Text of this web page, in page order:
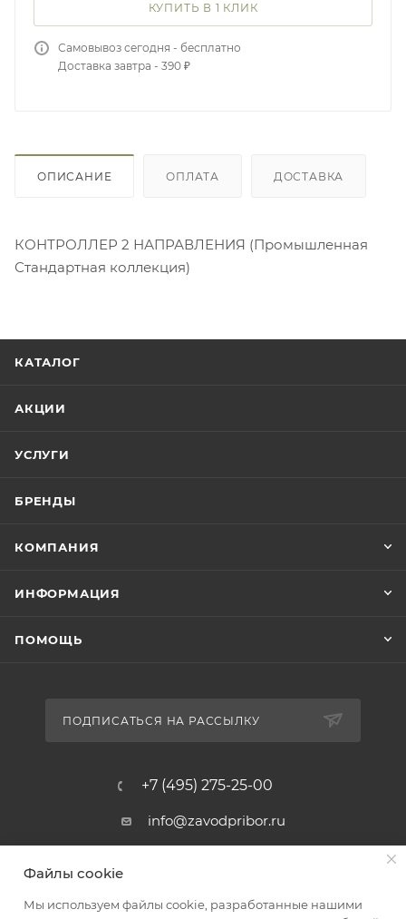
КУПИТЬ В 1 КЛИК
Самовывоз сегодня - бесплатно
Доставка завтра - 390 ₽
ОПИСАНИЕ ОПЛАТА ДОСТАВКА
КОНТРОЛЛЕР 2 НАПРАВЛЕНИЯ (Промышленная
Стандартная коллекция)
КАТАЛОГ
АКЦИИ
УСЛУГИ
БРЕНДЫ
КОМПАНИЯ
ИНФОРМАЦИЯ
ПОМОЩЬ
ПОДПИСАТЬСЯ НА РАССЫЛКУ
+7 (495) 275-25-00
info@zavodpribor.ru
Файлы cookie
Мы используем файлы cookie, разработанные нашими